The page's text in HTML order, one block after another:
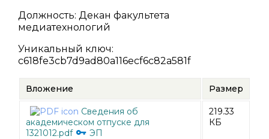
Должность: Декан факультета
медиатехнологий
Уникальный ключ:
c618fe3cb7d9ad80a116ecf6c82a581f
Вложение Размер
Сведения об
академическом отпуске для
1321012.pdf
ЭП
219.33
КБ